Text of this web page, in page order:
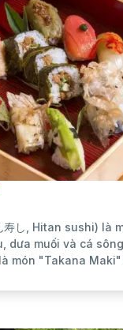
寿し, Hitan sushi) là
dưa muối và cá
món "Takana